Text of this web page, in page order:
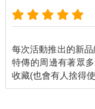
每次活動推出的新
特傳的周邊有著眾